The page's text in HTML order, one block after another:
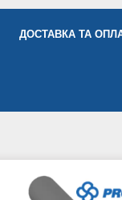
ДОСТАВКА ТА